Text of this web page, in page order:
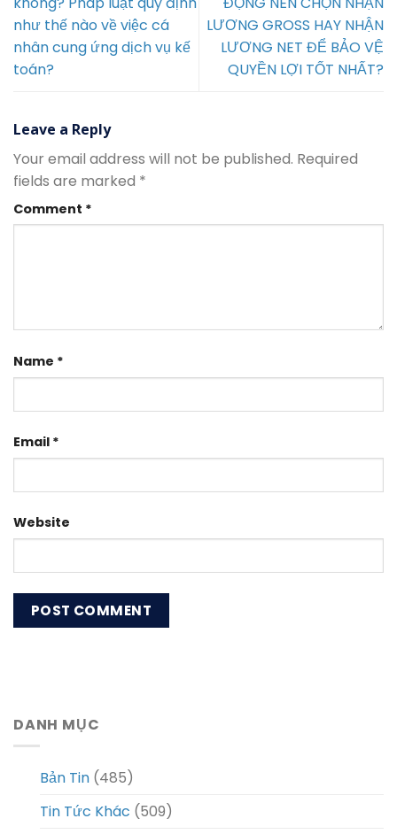
như thế nào về việc cá
nhân cung ứng dịch vụ kế
toán?
LƯƠNG GROSS HAY NHẬN
LƯƠNG NET ĐỂ BẢO VỆ
QUYỀN LỢI TỐT NHẤT?
Leave a Reply
Your email address will not be published. Required
fields are marked *
Comment *
Name *
Email *
Website
DANH MỤC
Bản Tin (485)
Tin Tức Khác (509)